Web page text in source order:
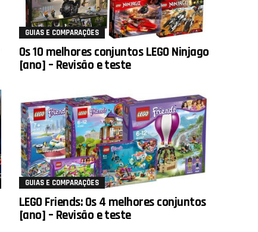
GUIAS E COMPARAÇÕES
Os 10 melhores conjuntos LEGO Ninjago
[ano] – Revisão e teste
GUIAS E COMPARAÇÕES
LEGO Friends: Os 4 melhores conjuntos
[ano] – Revisão e teste